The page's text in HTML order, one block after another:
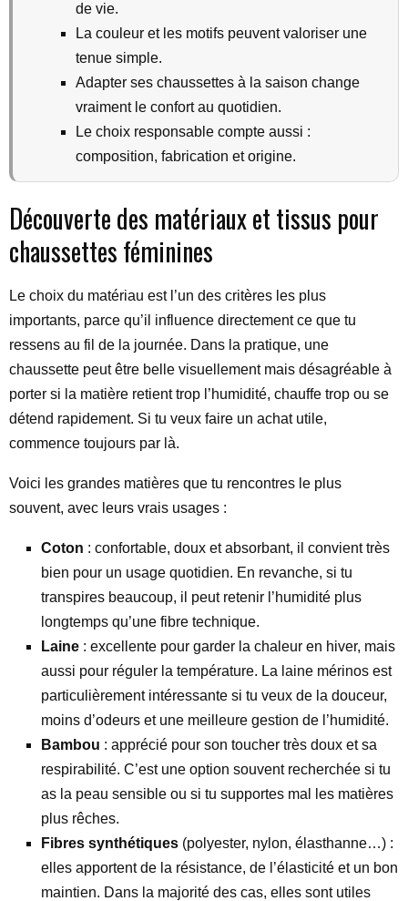
de vie.
La couleur et les motifs peuvent valoriser une
tenue simple.
Adapter ses chaussettes à la saison change
vraiment le confort au quotidien.
Le choix responsable compte aussi :
composition, fabrication et origine.
Découverte des matériaux et tissus pour
chaussettes féminines
Le choix du matériau est l’un des critères les plus
importants, parce qu’il influence directement ce que tu
ressens au fil de la journée. Dans la pratique, une
chaussette peut être belle visuellement mais désagréable à
porter si la matière retient trop l’humidité, chauffe trop ou se
détend rapidement. Si tu veux faire un achat utile,
commence toujours par là.
Voici les grandes matières que tu rencontres le plus
souvent, avec leurs vrais usages :
Coton : confortable, doux et absorbant, il convient très
bien pour un usage quotidien. En revanche, si tu
transpires beaucoup, il peut retenir l’humidité plus
longtemps qu’une fibre technique.
Laine : excellente pour garder la chaleur en hiver, mais
aussi pour réguler la température. La laine mérinos est
particulièrement intéressante si tu veux de la douceur,
moins d’odeurs et une meilleure gestion de l’humidité.
Bambou : apprécié pour son toucher très doux et sa
respirabilité. C’est une option souvent recherchée si tu
as la peau sensible ou si tu supportes mal les matières
plus rêches.
Fibres synthétiques (polyester, nylon, élasthanne…) :
elles apportent de la résistance, de l’élasticité et un bon
maintien. Dans la majorité des cas, elles sont utiles